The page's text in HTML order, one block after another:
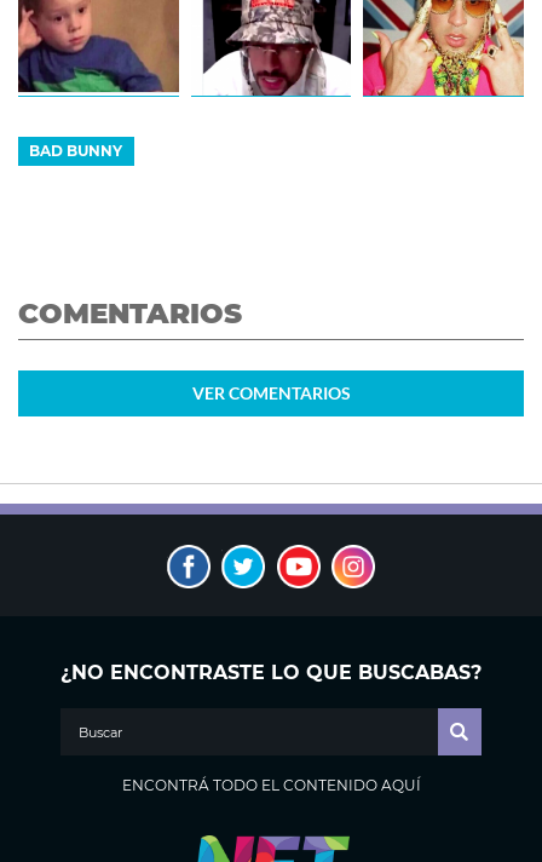
BAD BUNNY
COMENTARIOS
VER COMENTARIOS
¿NO ENCONTRASTE LO QUE BUSCABAS?
ENCONTRÁ TODO EL CONTENIDO AQUÍ